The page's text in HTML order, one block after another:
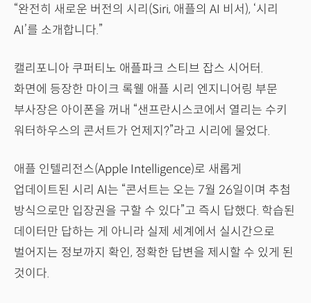
“완전히 새로운 버전의 시리(Siri, 애플의 AI 비서), ‘시리
AI’를 소개합니다.”
캘리포니아 쿠퍼티노 애플파크 스티브 잡스 시어터.
화면에 등장한 마이크 록웰 애플 시리 엔지니어링 부문
부사장은 아이폰을 꺼내 “샌프란시스코에서 열리는 수키
워터하우스의 콘서트가 언제지?”라고 시리에 물었다.
애플 인텔리전스(Apple Intelligence)로 새롭게
업데이트된 시리 AI는 “콘서트는 오는 7월 26일이며 추첨
방식으로만 입장권을 구할 수 있다”고 즉시 답했다. 학습된
데이터만 답하는 게 아니라 실제 세계에서 실시간으로
벌어지는 정보까지 확인, 정확한 답변을 제시할 수 있게 된
것이다.